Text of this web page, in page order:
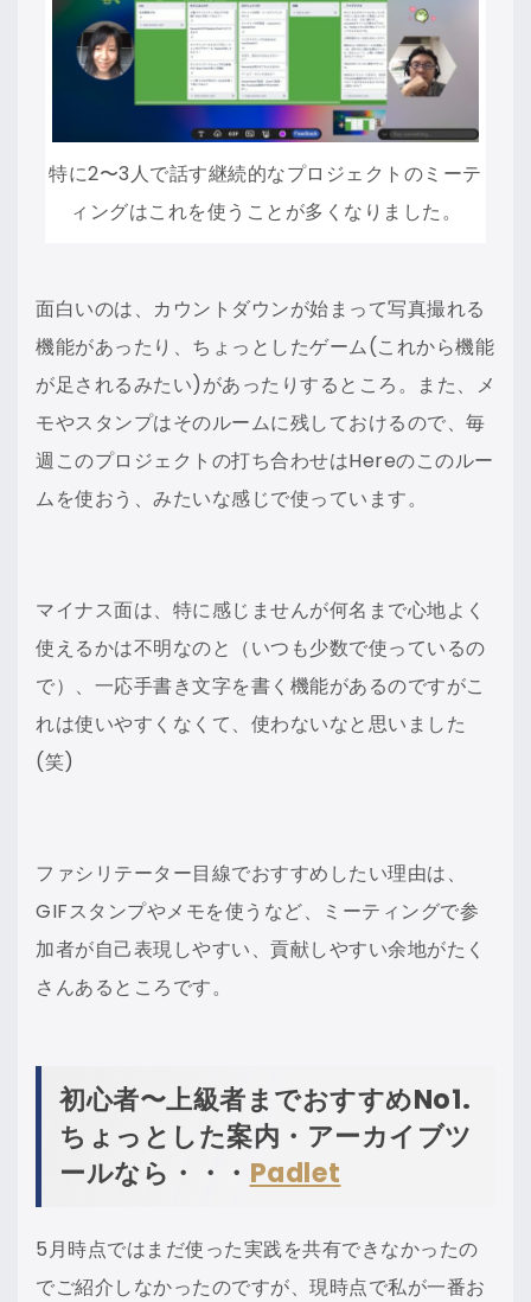
特に2〜3人で話す継続的なプロジェクトのミーテ
ィングはこれを使うことが多くなりました。
面白いのは、カウントダウンが始まって写真撮れる
機能があったり、ちょっとしたゲーム(これから機能
が足されるみたい)があったりするところ。また、メ
モやスタンプはそのルームに残しておけるので、毎
週このプロジェクトの打ち合わせはHereのこのルー
ムを使おう、みたいな感じで使っています。
マイナス面は、特に感じませんが何名まで心地よく
使えるかは不明なのと（いつも少数で使っているの
で）、一応手書き文字を書く機能があるのですがこ
れは使いやすくなくて、使わないなと思いました
(笑)
ファシリテーター目線でおすすめしたい理由は、
GIFスタンプやメモを使うなど、ミーティングで参
加者が自己表現しやすい、貢献しやすい余地がたく
さんあるところです。
初心者〜上級者までおすすめNo1.
ちょっとした案内・アーカイブツ
ールなら・・・ Padlet
5月時点ではまだ使った実践を共有できなかったの
でご紹介しなかったのですが、現時点で私が一番お